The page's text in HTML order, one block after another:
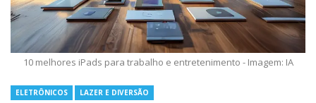
10 melhores iPads para trabalho e entretenimento - Imagem: IA
ELETRÔNICOS LAZER E DIVERSÃO